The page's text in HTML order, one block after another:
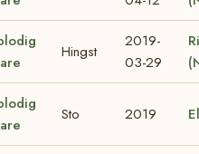
Hingst
2019-
03-29
Sto 2019